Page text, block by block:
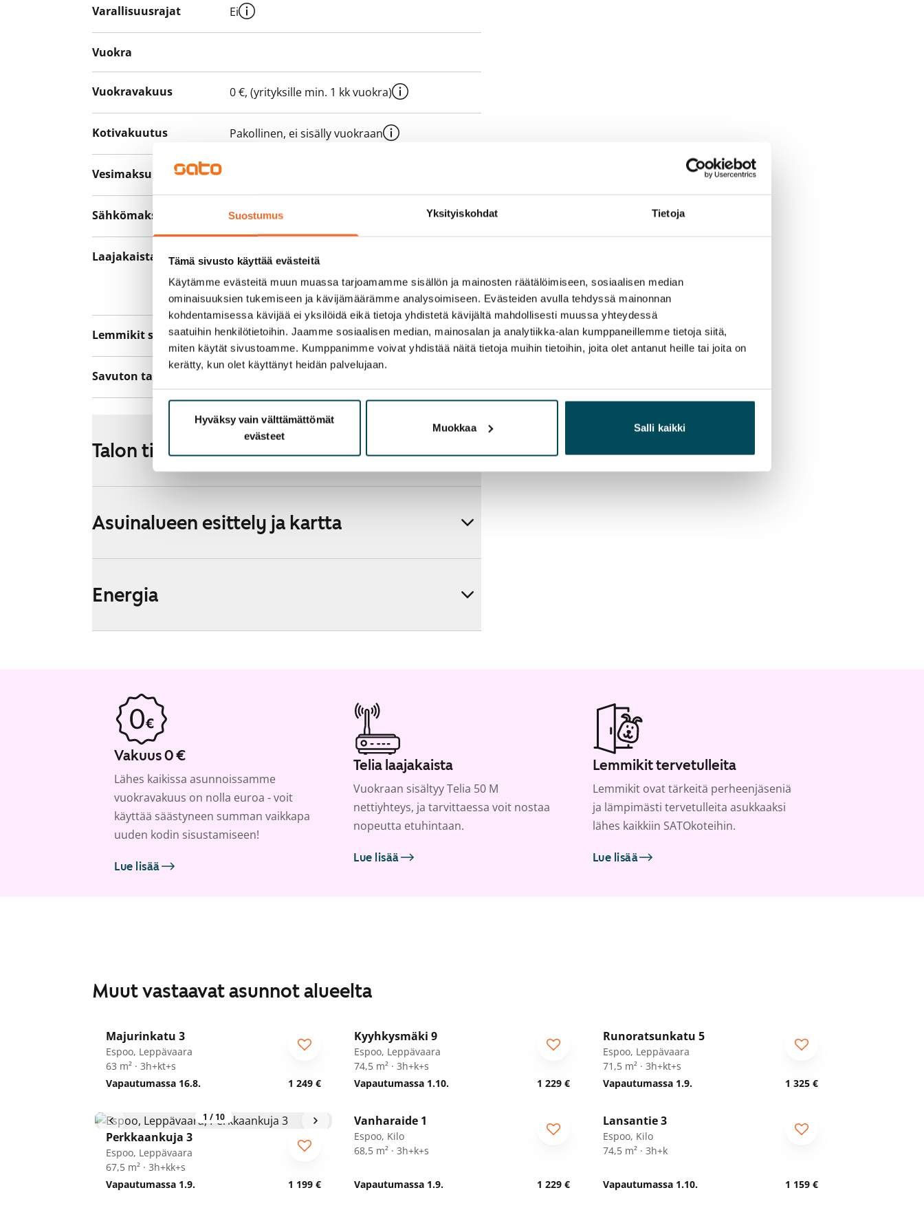
Suostumus Yksityiskohdat Tietoja
Tämä sivusto käyttää evästeitä
Käytämme evästeitä muun muassa tarjoamamme sisällön ja mainosten räätälöimiseen, sosiaalisen median
ominaisuuksien tukemiseen ja kävijämäärämme analysoimiseen. Evästeiden avulla tehdyssä mainonnan
kohdentamisessa kävijää ei yksilöidä eikä tietoja yhdistetä kävijältä mahdollisesti muussa yhteydessä
saatuihin henkilötietoihin. Jaamme sosiaalisen median, mainosalan ja analytiikka-alan kumppaneillemme tietoja siitä,
miten käytät sivustoamme. Kumppanimme voivat yhdistää näitä tietoja muihin tietoihin, joita olet antanut heille tai joita on
kerätty, kun olet käyttänyt heidän palvelujaan.
Hyväksy vain välttämättömät
evästeet
Muokkaa Salli kaikki
Varallisuusrajat Ei
Vuokra
Vuokravakuus 0 €, (yrityksille min. 1 kk vuokra)
Kotivakuutus Pakollinen, ei sisälly vuokraan
Vesimaksu
Sähkömaksu Vuokralainen solmii itse sähkösopimuksen.
Laajakaista
Vuokraan sisältyy 50 M laajakaistaliittymä. Voit
hankkia lisänopeutta etuhintaan ottamalla
yhteyttä operaattoriin Telia.
Lemmikit sallittu Kyllä
Savuton talo
Talon tiedot
Asuinalueen esittely ja kartta
Energia
Vakuus 0 €
Lähes kaikissa asunnoissamme
vuokravakuus on nolla euroa - voit
käyttää säästyneen summan vaikkapa
uuden kodin sisustamiseen!
Lue lisää
Telia laajakaista
Vuokraan sisältyy Telia 50 M
nettiyhteys, ja tarvittaessa voit nostaa
nopeutta etuhintaan.
Lue lisää
Lemmikit tervetulleita
Lemmikit ovat tärkeitä perheenjäseniä
ja lämpimästi tervetulleita asukkaaksi
lähes kaikkiin SATOkoteihin.
Lue lisää
Muut vastaavat asunnot alueelta
Majurinkatu 3
Espoo, Leppävaara
63 m² · 3h+kt+s
Vapautumassa 16.8.
1 249 €
Kyyhkysmäki 9
Espoo, Leppävaara
74,5 m² · 3h+k+s
Vapautumassa 1.10.
1 229 €
Runoratsunkatu 5
Espoo, Leppävaara
71,5 m² · 3h+kt+s
Vapautumassa 1.9.
1 325 €
1 / 10
Perkkaankuja 3
Espoo, Leppävaara
67,5 m² · 3h+kk+s
Vapautumassa 1.9.
1 199 €
Vanharaide 1
Espoo, Kilo
68,5 m² · 3h+k+s
Vapautumassa 1.9. 1 229 €
Lansantie 3
Espoo, Kilo
74,5 m² · 3h+k
Vapautumassa 1.10. 1 159 €